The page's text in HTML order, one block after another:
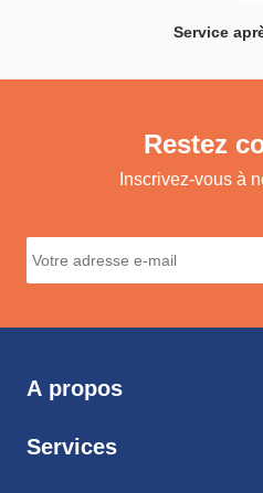
Service
Restez
Inscrivez-vous à
A propos
Services